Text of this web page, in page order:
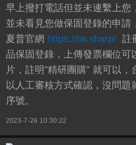
早上撥打電話但並未連繫上您
並未看見您做保固登錄的申請
夏普官網 https://tw.sharp/註
品保固登錄，上傳發票欄位可
片，註明"精研團購" 就可以，
以人工審核方式確認，沒問題
序號。
2023-7-26 10:30:22